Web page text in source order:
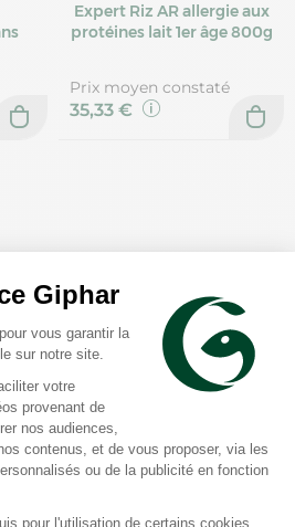
Expert Riz AR allergie aux
protéines lait 1er âge 800g
Prix moyen constaté
35,33 €
La Roche-Posay
Lipikar AP+M baume
relipidant corps 400ml